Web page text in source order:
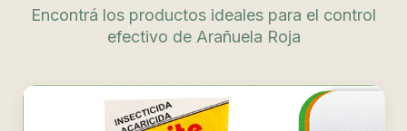
Encontrá los productos ideales para el control
efectivo de Arañuela Roja